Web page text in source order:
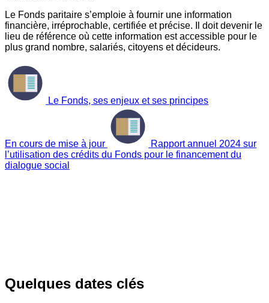
Le Fonds paritaire s’emploie à fournir une information
financière, irréprochable, certifiée et précise. Il doit devenir le
lieu de référence où cette information est accessible pour le
plus grand nombre, salariés, citoyens et décideurs.
Le Fonds, ses enjeux et ses principes
En cours de mise à jour
Rapport annuel 2024 sur
l’utilisation des crédits du Fonds pour le financement du
dialogue social
Quelques dates clés